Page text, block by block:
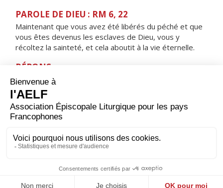
PAROLE DE DIEU : RM 6, 22
Maintenant que vous avez été libérés du péché et que
vous êtes devenus les esclaves de Dieu, vous y
récoltez la sainteté, et cela aboutit à la vie éternelle.
RÉPONS
V/Ne suis-je pas, Seigneur, ton serviteur ?
Moi, dont tu brises les chaînes ?
ORAISON
Maître de la vigne et de la moisson, toi qui répartis les
poids du jour sans murmurer contre ta volonté. Par